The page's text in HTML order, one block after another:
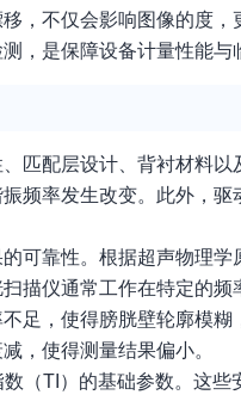
，不仅会影响图像的度
，是保障设备计量性能与
匹配层设计、背衬材料
频率发生改变。此外，
可靠性。根据超声物理
描仪通常工作在特定的
足，使得膀胱壁轮廓模
，使得测量结果偏小。
（TI）的基础参数。这